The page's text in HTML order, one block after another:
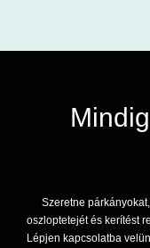
Szeretne
oszloptetejét és kerítést
Lépjen kapcsolatba